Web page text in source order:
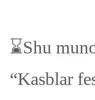
⌛Shu
“Kasblar